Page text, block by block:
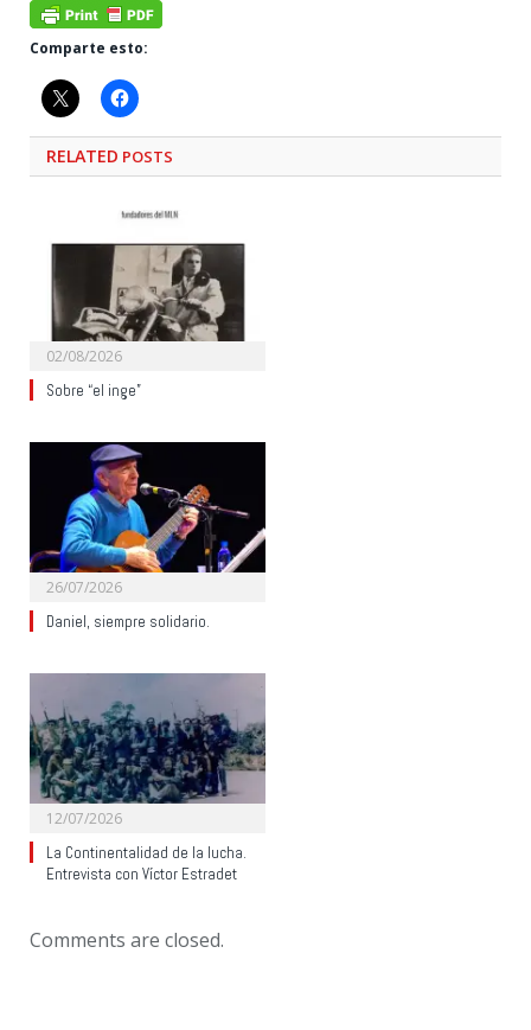
Comparte esto:
RELATED POSTS
02/08/2026
Sobre “el inge”
26/07/2026
Daniel, siempre solidario.
12/07/2026
La Continentalidad de la lucha.
Entrevista con Víctor Estradet
Comments are closed.